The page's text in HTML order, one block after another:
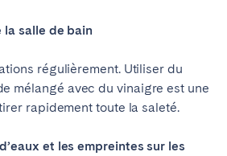
la salle de bain
régulièrement. Utiliser du
mélangé avec du vinaigre est une
rapidement toute la saleté.
et les empreintes sur les